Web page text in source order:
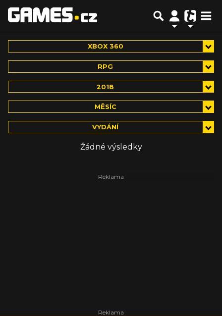
XBOX 360
RPG
2018
MĚSÍC
VYDÁNÍ
Žádné výsledky